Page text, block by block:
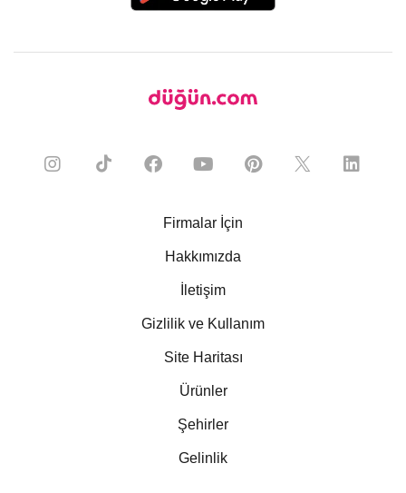
Firmalar İçin
Hakkımızda
İletişim
Gizlilik ve Kullanım
Site Haritası
Ürünler
Şehirler
Gelinlik